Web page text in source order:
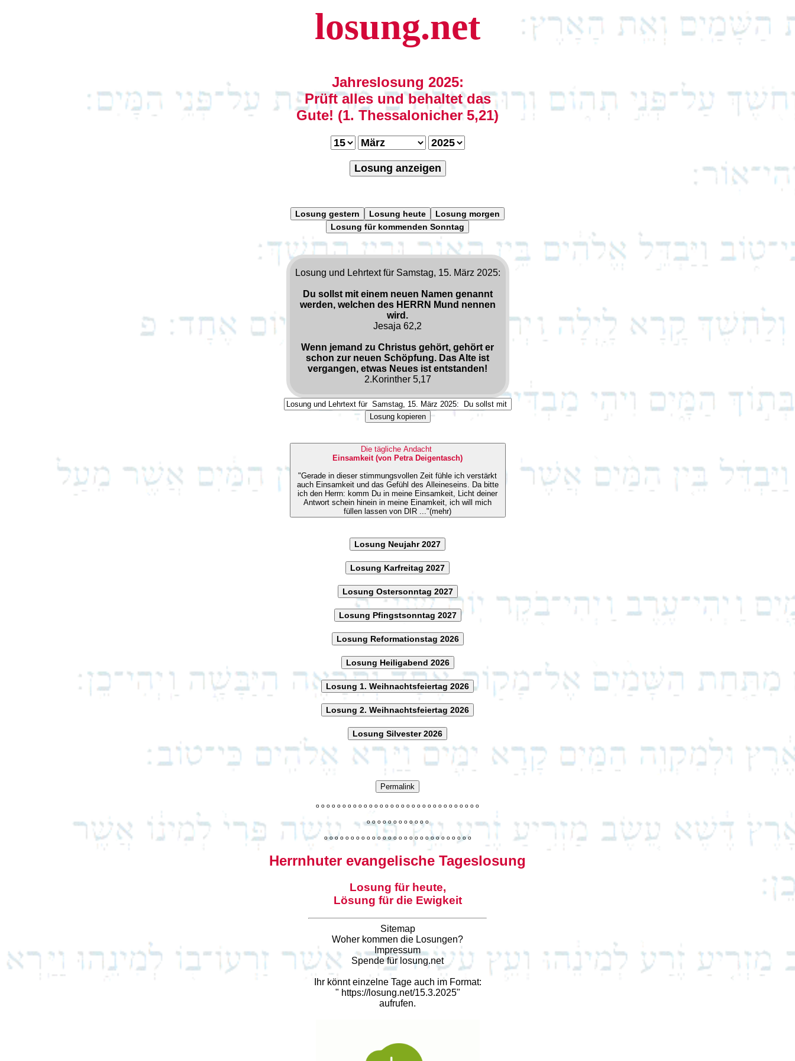
losung.net
Jahreslosung 2025:
Prüft alles und behaltet das
Gute! (1. Thessalonicher 5,21)
Losung anzeigen
Losung gestern Losung heute
Losung morgen
Losung für kommenden Sonntag
Losung und Lehrtext für Samstag, 15. März 2025:
Du sollst mit einem neuen Namen genannt
werden, welchen des HERRN Mund nennen
wird.
Jesaja 62,2
Wenn jemand zu Christus gehört, gehört er
schon zur neuen Schöpfung. Das Alte ist
vergangen, etwas Neues ist entstanden!
2.Korinther 5,17
Losung kopieren
Die tägliche Andacht
Einsamkeit (von Petra Deigentasch)
"Gerade in dieser stimmungsvollen Zeit fühle ich verstärkt
auch Einsamkeit und das Gefühl des Alleineseins. Da bitte
ich den Herrn: komm Du in meine Einsamkeit, Licht deiner
Antwort schein hinein in meine Einamkeit, ich will mich
füllen lassen von DIR ..."(mehr)
Losung Neujahr 2027
Losung Karfreitag 2027
Losung Ostersonntag 2027
Losung Pfingstsonntag 2027
Losung Reformationstag 2026
Losung Heiligabend 2026
Losung 1. Weihnachtsfeiertag 2026
Losung 2. Weihnachtsfeiertag 2026
Losung Silvester 2026
Permalink
o o o o o o o o o o o o o o o o o o o o o o o o o o o o o o o
o o o o o o o o o o o o
o o o o o o o o o o o o o o o o o o o o o o o o o o o o
Herrnhuter evangelische Tageslosung
Losung für heute,
Lösung für die Ewigkeit
Sitemap
Woher kommen die Losungen?
Impressum
Spende für losung.net
Ihr könnt einzelne Tage auch im Format:
" https://losung.net/15.3.2025"
aufrufen.